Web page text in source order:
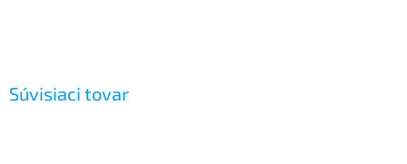
Súvisiaci tovar